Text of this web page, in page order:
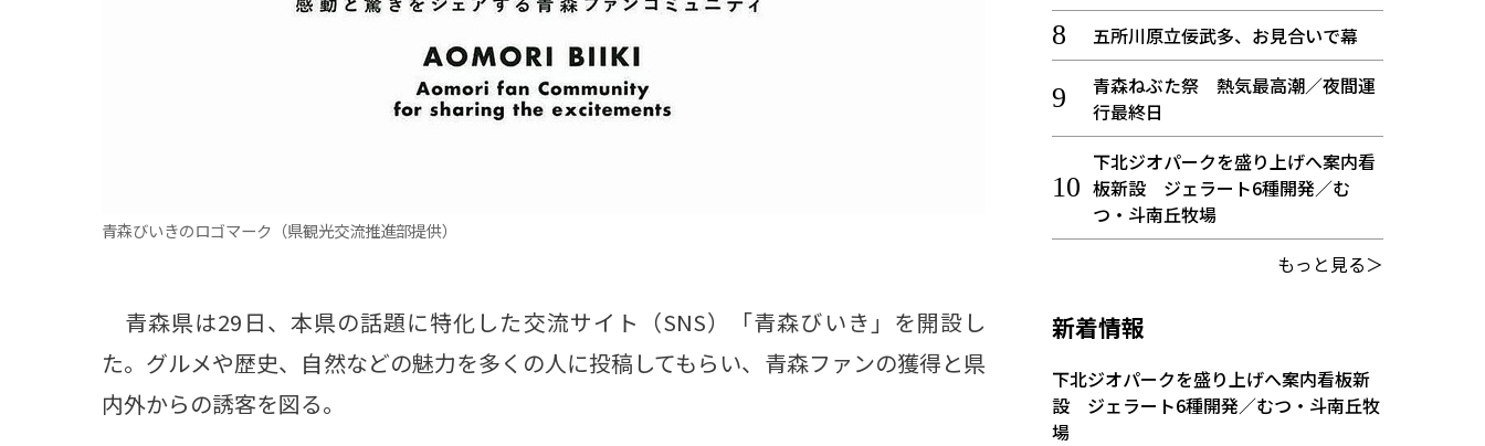
青森びいきのロゴマーク（県観光交流推進部提供）
青森県は29日、本県の話題に特化した交流サイト（SNS）「青森びいき」を開設し
た。グルメや歴史、自然などの魅力を多くの人に投稿してもらい、青森ファンの獲得と県
内外からの誘客を図る。
五所川原立佞武多、お見合いで幕
青森ねぶた祭 熱気最高潮／夜間運
行最終日
下北ジオパークを盛り上げへ案内看
板新設 ジェラート6種開発／む
つ・斗南丘牧場
もっと見る＞
新着情報
下北ジオパークを盛り上げへ案内看板新
設 ジェラート6種開発／むつ・斗南丘牧
場